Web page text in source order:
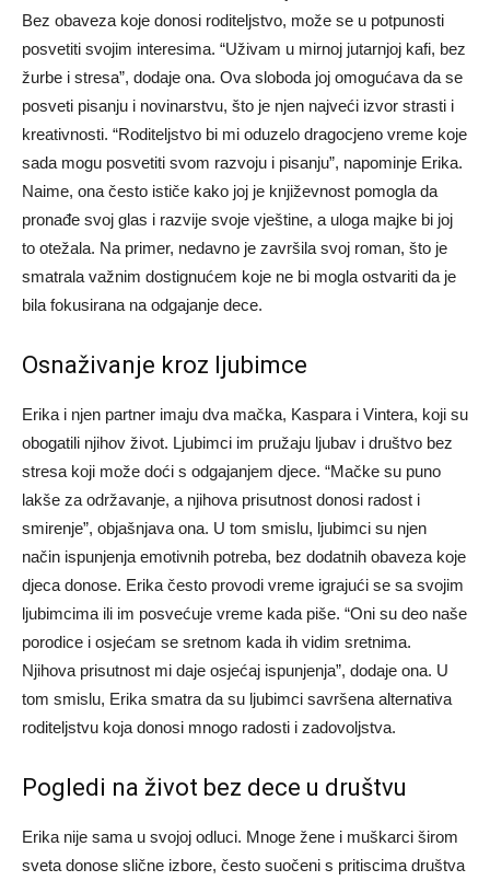
Bez obaveza koje donosi roditeljstvo, može se u potpunosti
posvetiti svojim interesima. “Uživam u mirnoj jutarnjoj kafi, bez
žurbe i stresa”, dodaje ona. Ova sloboda joj omogućava da se
posveti pisanju i novinarstvu, što je njen najveći izvor strasti i
kreativnosti. “Roditeljstvo bi mi oduzelo dragocjeno vreme koje
sada mogu posvetiti svom razvoju i pisanju”, napominje Erika.
Naime, ona često ističe kako joj je književnost pomogla da
pronađe svoj glas i razvije svoje vještine, a uloga majke bi joj
to otežala. Na primer, nedavno je završila svoj roman, što je
smatrala važnim dostignućem koje ne bi mogla ostvariti da je
bila fokusirana na odgajanje dece.
Osnaživanje kroz ljubimce
Erika i njen partner imaju dva mačka, Kaspara i Vintera, koji su
obogatili njihov život. Ljubimci im pružaju ljubav i društvo bez
stresa koji može doći s odgajanjem djece. “Mačke su puno
lakše za održavanje, a njihova prisutnost donosi radost i
smirenje”, objašnjava ona. U tom smislu, ljubimci su njen
način ispunjenja emotivnih potreba, bez dodatnih obaveza koje
djeca donose. Erika često provodi vreme igrajući se sa svojim
ljubimcima ili im posvećuje vreme kada piše. “Oni su deo naše
porodice i osjećam se sretnom kada ih vidim sretnima.
Njihova prisutnost mi daje osjećaj ispunjenja”, dodaje ona. U
tom smislu, Erika smatra da su ljubimci savršena alternativa
roditeljstvu koja donosi mnogo radosti i zadovoljstva.
Pogledi na život bez dece u društvu
Erika nije sama u svojoj odluci. Mnoge žene i muškarci širom
sveta donose slične izbore, često suočeni s pritiscima društva